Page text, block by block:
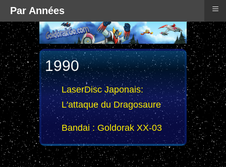
1990
LaserDisc Japonais:
L'attaque du Dragosaure
Bandai : Goldorak XX-03
Par Années ≡